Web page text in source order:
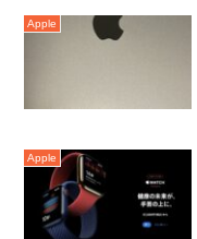
Apple
Apple